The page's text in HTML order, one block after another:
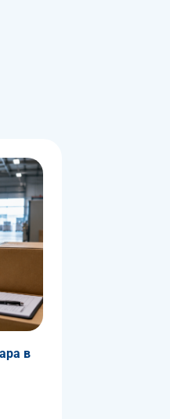
в